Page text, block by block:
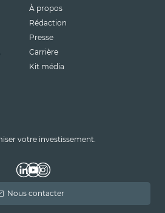
À propos
Rédaction
Presse
Carrière
Kit média
votre investissement.
Nous contacter